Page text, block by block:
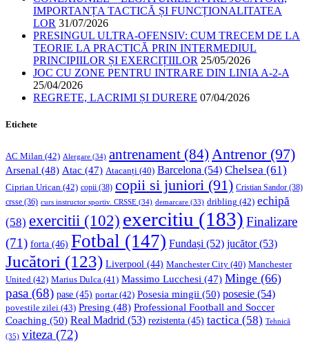
IMPORTANȚA TACTICĂ ȘI FUNCȚIONALITATEA
LOR 31/07/2026
PRESINGUL ULTRA-OFENSIV: CUM TRECEM DE LA
TEORIE LA PRACTICĂ PRIN INTERMEDIUL
PRINCIPIILOR ȘI EXERCIȚIILOR 25/05/2026
JOC CU ZONE PENTRU INTRARE DIN LINIA A-2-A
25/04/2026
REGRETE, LACRIMI ȘI DURERE 07/04/2026
Etichete
AC Milan (42) Alergare (34) antrenament (84) Antrenor(97)
Arsenal (48) Atac (47) Atacanți (40) Barcelona (54) Chelsea (61)
Ciprian Urican (42) copii (38) copii si juniori (91) Cristian Sandor (38)
crsse (36) curs instructor sportiv. CRSSE (34) demarcare (33) dribling (42) echipă
(58) exercitii (102) exercitiu (183) Finalizare
(71) forta (46) Fotbal (147) Fundași (52) jucător(53)
Jucători (123) Liverpool (44) Manchester City (40) Manchester
United (42) Marius Dulca (41) Massimo Lucchesi (47) Minge (66)
pasa (68) pase (45) portar(42) Posesia mingii (50) posesie (54)
povestile zilei (43) Presing (48) Professional Football and Soccer
Coaching (50) Real Madrid (53) rezistenta (45) tactica (58) Tehnică
(35) viteza (72)